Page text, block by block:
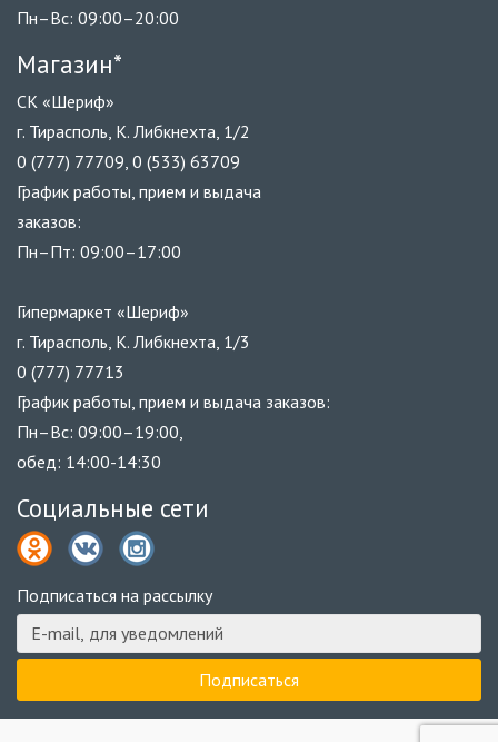
Пн–Вс: 09:00–20:00
Магазин*
СК «Шериф»
г. Тирасполь, К. Либкнехта, 1/2
0 (777) 77709, 0 (533) 63709
График работы, прием и выдача
заказов:
Пн–Пт: 09:00–17:00
Гипермаркет «Шериф»
г. Тирасполь, К. Либкнехта, 1/3
0 (777) 77713
График работы, прием и выдача заказов:
Пн–Вс: 09:00–19:00,
обед: 14:00-14:30
Социальные сети
Подписаться на рассылку